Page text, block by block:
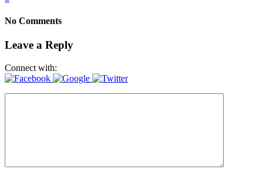
No Comments
Leave a Reply
Connect with: